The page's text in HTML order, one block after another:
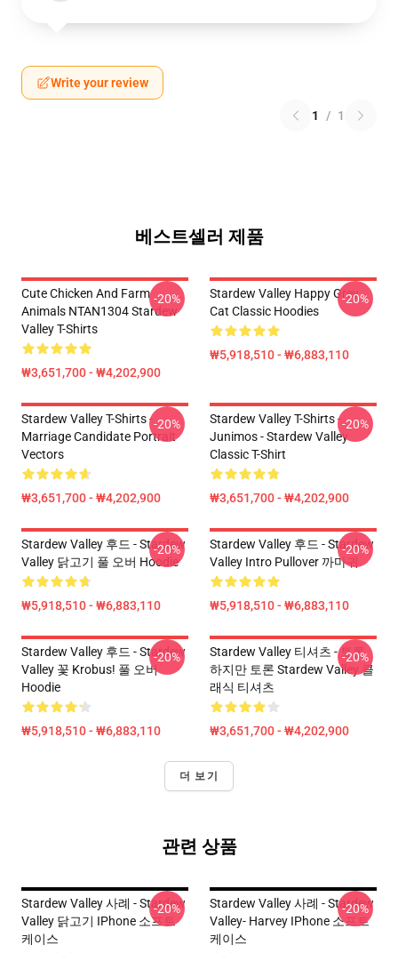
Write your review
1 / 1
베스트셀러 제품
Cute Chicken And Farm
Animals NTAN1304 Stardew
Valley T-Shirts
₩3,651,700 - ₩4,202,900
-20%
Stardew Valley Happy Grey
Cat Classic Hoodies
₩5,918,510 - ₩6,883,110
-20%
Stardew Valley T-Shirts -
Marriage Candidate Portrait
Vectors
₩3,651,700 - ₩4,202,900
-20%
Stardew Valley T-Shirts -
Junimos - Stardew Valley
Classic T-Shirt
₩3,651,700 - ₩4,202,900
-20%
Stardew Valley 후드 - Stardew
Valley 닭고기 풀 오버 Hoodie
₩5,918,510 - ₩6,883,110
-20%
Stardew Valley 후드 - Stardew
Valley Intro Pullover 까마귀
₩5,918,510 - ₩6,883,110
-20%
Stardew Valley 후드 - Stardew
Valley 꽃 Krobus! 풀 오버
Hoodie
₩5,918,510 - ₩6,883,110
-20%
Stardew Valley 티셔츠 - 토론
하지만 토론 Stardew Valley 클
래식 티셔츠
₩3,651,700 - ₩4,202,900
-20%
더 보기
관련 상품
Stardew Valley 사례 - Stardew
Valley 닭고기 IPhone 소프트
케이스
-20%
Stardew Valley 사례 - Stardew
Valley- Harvey IPhone 소프트
케이스
-20%